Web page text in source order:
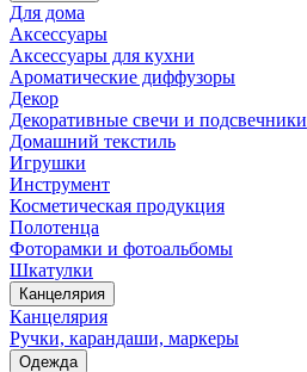
Для дома
Аксессуары
Аксессуары для кухни
Ароматические диффузоры
Декор
Декоративные свечи и подсвечники
Домашний текстиль
Игрушки
Инструмент
Косметическая продукция
Полотенца
Фоторамки и фотоальбомы
Шкатулки
Канцелярия
Канцелярия
Ручки, карандаши, маркеры
Одежда